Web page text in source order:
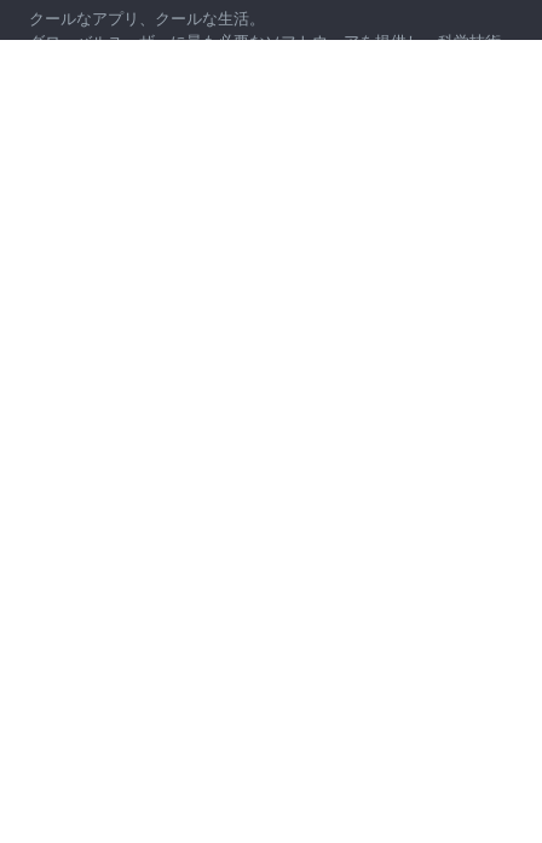
クールなアプリ、クールな生活。
グローバルユーザーに最も必要なソフトウェアを提供し、科学技術